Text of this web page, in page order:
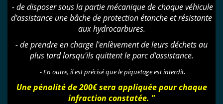
- de disposer sous la partie mécanique de chaque véhicule
d'assistance une bâche de protection étanche et résistante
aux hydrocarbures.
-de prendre en charge l'enlèvement de leurs déchets au
plus tard lorsqu'ils quittent le parc d'assistance.
- En outre, il est précisé que le piquetage est interdit.
Une pénalité de 200€ sera appliquée pour chaque
infraction constatée. "